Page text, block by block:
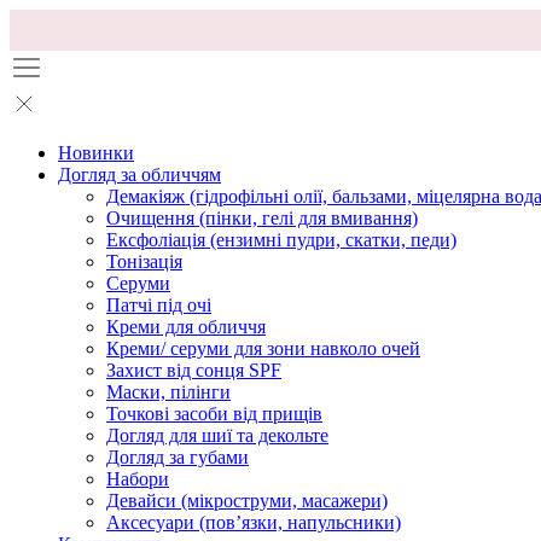
Новинки
Догляд за обличчям
Демакіяж (гідрофільні олії, бальзами, міцелярна
Очищення (пінки, гелі для вмивання)
Ексфоліація (ензимні пудри, скатки, педи)
Тонізація
Серуми
Патчі під очі
Креми для обличчя
Креми/ серуми для зони навколо очей
Захист від сонця SPF
Маски, пілінги
Точкові засоби від прищів
Догляд для шиї та декольте
Догляд за губами
Набори
Девайси (мікроструми, масажери)
Аксесуари (повʼязки, напульсники)